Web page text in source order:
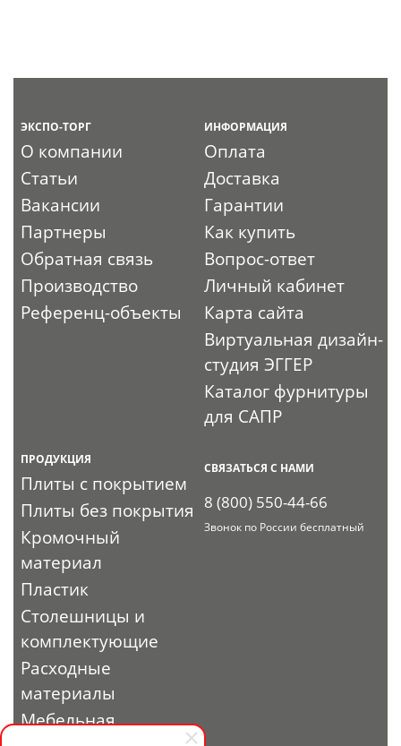
ЭКСПО-ТОРГ
О компании
Статьи
Вакансии
Партнеры
Обратная связь
Производство
Референц-объекты
ИНФОРМАЦИЯ
Оплата
Доставка
Гарантии
Как купить
Вопрос-ответ
Личный кабинет
Карта сайта
Виртуальная дизайн-
студия ЭГГЕР
Каталог фурнитуры
для САПР
ПРОДУКЦИЯ
Плиты с покрытием
Плиты без покрытия
Кромочный
материал
Пластик
Столешницы и
комплектующие
Расходные
материалы
Мебельная
СВЯЗАТЬСЯ С НАМИ
8 (800) 550-44-66
Звонок по России бесплатный